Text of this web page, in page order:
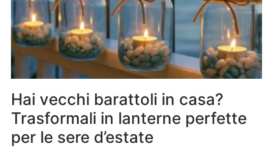
Hai vecchi barattoli in casa?
Trasformali in lanterne perfette
per le sere d’estate